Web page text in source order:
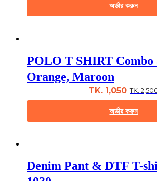
অর্ডার করুন
variants.
The
options
POLO T SHIRT Combo
Orange, Maroon
TK. 1,050 TK.
অর্ডার করুন
variants.
The
Denim Pant & DTF T-